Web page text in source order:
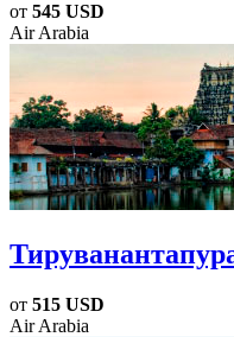
от 545 USD
Air Arabia
от 515 USD
Air Arabia